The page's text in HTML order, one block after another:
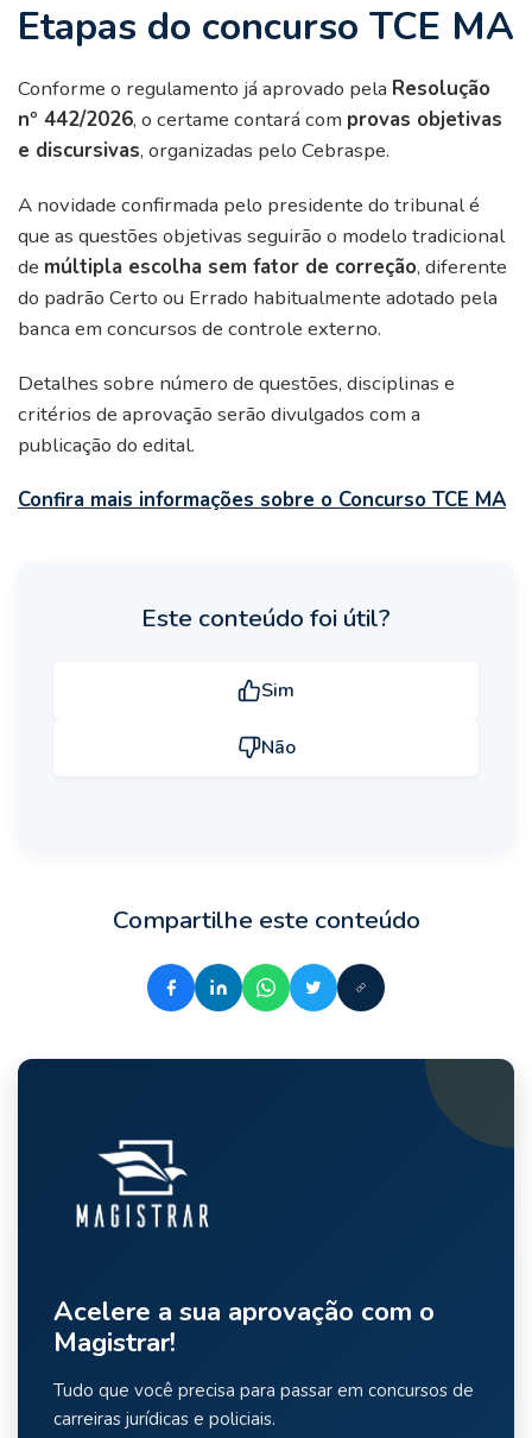
Etapas do concurso TCE MA
Conforme o regulamento já aprovado pela Resolução
nº 442/2026, o certame contará com provas objetivas
e discursivas, organizadas pelo Cebraspe.
A novidade confirmada pelo presidente do tribunal é
que as questões objetivas seguirão o modelo tradicional
de múltipla escolha sem fator de correção, diferente
do padrão Certo ou Errado habitualmente adotado pela
banca em concursos de controle externo.
Detalhes sobre número de questões, disciplinas e
critérios de aprovação serão divulgados com a
publicação do edital.
Confira mais informações sobre o Concurso TCE MA
Este conteúdo foi útil?
Sim
Não
Compartilhe este conteúdo
Acelere a sua aprovação com o
Magistrar!
Tudo que você precisa para passar em concursos de
carreiras jurídicas e policiais.